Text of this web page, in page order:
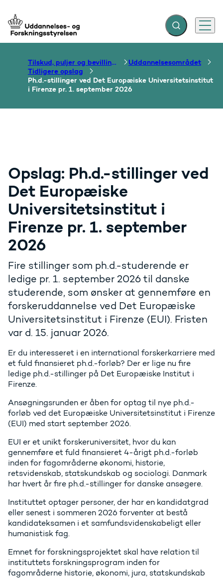
Gå til forsiden Fold søgefelt ud
Menu
Tilskud, puljer og bevillinger
Uddannelsesområdet
Tidligere opslag
Ph.d.-stillinger ved Det Europæiske Universitetsinstitut
i Firenze pr. 1. september 2026
Opslag: Ph.d.-stillinger ved
Det Europæiske
Universitetsinstitut i
Firenze pr. 1. september
2026
Fire stillinger som ph.d.-studerende er
ledige pr. 1. september 2026 til danske
studerende, som ønsker at gennemføre en
forskeruddannelse ved Det Europæiske
Universitetsinstitut i Firenze (EUI). Fristen
var d. 15. januar 2026.
Er du interesseret i en international forskerkarriere med
et fuld finansieret ph.d.-forløb? Der er lige nu fire
ledige ph.d.-stillinger på Det Europæiske Institut i
Firenze.
Ansøgningsrunden er åben for optag til nye ph.d.-
forløb ved det Europæiske Universitetsinstitut i Firenze
(EUI) med start september 2026.
EUI er et unikt forskeruniversitet, hvor du kan
gennemføre et fuld finansieret 4-årigt ph.d.-forløb
inden for fagområderne økonomi, historie,
retsvidenskab, statskundskab og sociologi. Danmark
har hvert år fire ph.d.-stillinger for danske ansøgere.
Instituttet optager personer, der har en kandidatgrad
eller senest i sommeren 2026 forventer at bestå
kandidateksamen i et samfundsvidenskabeligt eller
humanistisk fag.
Emnet for forskningsprojektet skal have relation til
instituttets forskningsprogram inden for
fagområderne historie, økonomi, jura, statskundskab